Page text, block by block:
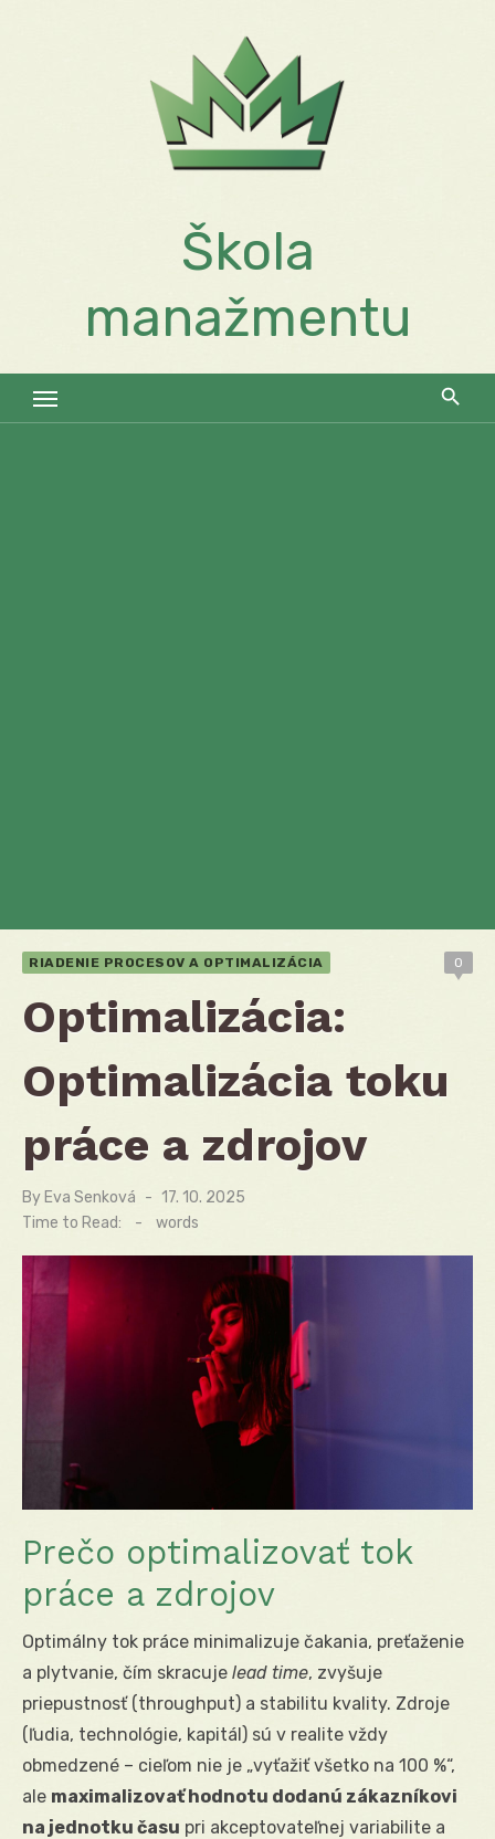
Škola
manažmentu
RIADENIE PROCESOV A OPTIMALIZÁCIA 0
Optimalizácia:
Optimalizácia toku
práce a zdrojov
By Eva Senková
Posted
on
17. 10. 2025
Time to Read:
- words
Prečo optimalizovať tok
práce a zdrojov
Optimálny tok práce minimalizuje čakania, preťaženie
a plytvanie, čím skracuje lead time, zvyšuje
priepustnosť (throughput) a stabilitu kvality. Zdroje
(ľudia, technológie, kapitál) sú v realite vždy
obmedzené – cieľom nie je „vyťažiť všetko na 100 %“,
ale maximalizovať hodnotu dodanú zákazníkovi
na jednotku času pri akceptovateľnej variabilite a